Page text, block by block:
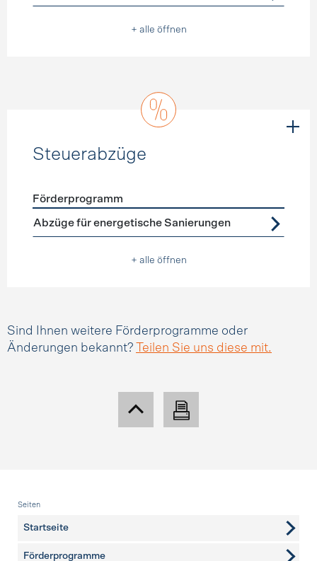
+ alle öffnen
Steuerabzüge
Förderprogramme Steuerabzüge
Förderprogramm
Abzüge für energetische Sanierungen
+ alle öffnen
Sind Ihnen weitere Förderprogramme oder
Änderungen bekannt?
Teilen Sie uns diese mit.
Fusszeile
Seiten
Startseite
Förderprogramme